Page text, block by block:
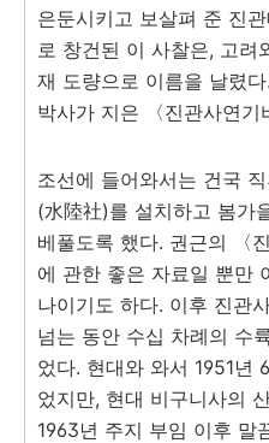
은둔시키고 보살펴 준 진
로 창건된 이 사찰은, 고려
재 도량으로 이름을 날렸
박사가 지은 〈진관사연
조선에 들어와서는 건국
(水陸社)를 설치하고 봄가
베풀도록 했다. 권근의 〈
에 관한 좋은 자료일 뿐만
나이기도 하다. 이후 진관
넘는 동안 수십 차례의 수
었다. 현대와 와서 1951년
었지만, 현대 비구니사의
1963년 주지 부임 이후 말